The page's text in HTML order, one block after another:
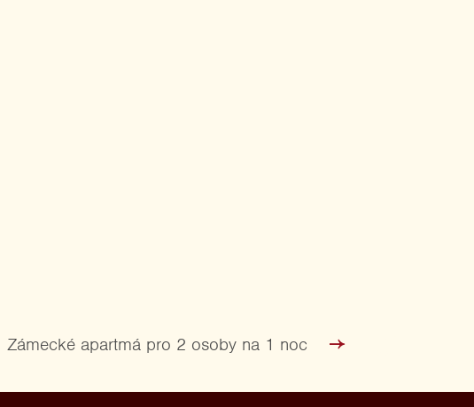
Zámecké apartmá pro 2 osoby na 1 noc